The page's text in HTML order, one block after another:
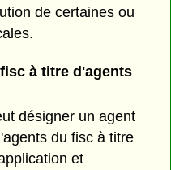
de certaines ou
à titre d'agents
désigner un agent
du fisc à titre
et